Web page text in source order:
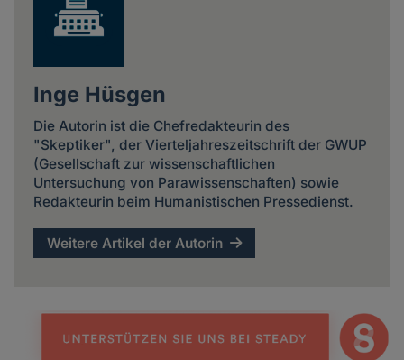
Inge Hüsgen
Die Autorin ist die Chefredakteurin des
"Skeptiker", der Vierteljahreszeitschrift der GWUP
(Gesellschaft zur wissenschaftlichen
Untersuchung von Parawissenschaften) sowie
Redakteurin beim Humanistischen Pressedienst.
Weitere Artikel der Autorin